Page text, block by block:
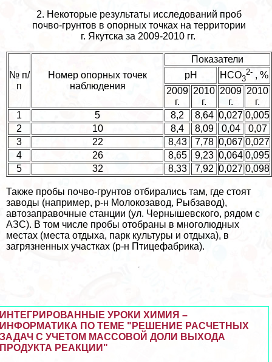
2. Некоторые результаты исследований проб
почво-грунтов в опopных точках на территории
г. Якутска за 2009-2010 гг.
№ п/
п
Номер опopных точек
наблюдения
Показатели
pH
НСО3
2- , %
2009
г.
2010
г.
2009
г.
2010
г.
1
5 8,2 8,64 0,027 0,005
2
10 8,4 8,09 0,04
0,07
3
22 8,43 7,78 0,067 0,027
4
26 8,65 9,23 0,064 0,095
5
32 8,33 7,92 0,027 0,098
Также пробы почво-грунтов отбирались там, где стоят
заводы (например, р-н Молокозавод, Рыбзавод),
автозаправочные станции (ул. Чернышевского, рядом с
АЗС). В том числе пробы отобраны в многолюдных
местах (места отдыха, парк культуры и отдыха), в
загрязненных участках (р-н Птицефабрика).
ИНТЕГРИРОВАННЫЕ УРОКИ ХИМИЯ –
ИНФОРМАТИКА ПО ТЕМЕ "РЕШЕНИЕ РАСЧЕТНЫХ
ЗАДАЧ С УЧЕТОМ МАССОВОЙ ДОЛИ ВЫХОДА
ПРОДУКТА РЕАКЦИИ"